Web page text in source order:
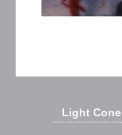
Light Cone